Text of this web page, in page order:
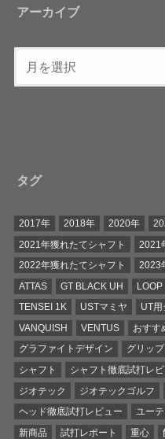
アーカイブ
タグ
2017年 2018年 2020年
2021年獲れたてシャフト
2021
2022年獲れたてシャフト
2023
ATTAS
GT BLACK UH LOOP
TENSEI 1K
USTマミヤ
UT
VANQUISH
VENTUS おすす
グラファイトデザイン
グリップ
シャフト
シャフト徹底試打レ
ジオテック
ジオテックゴルフ
ヘッド徹底試打レビュー
ユー
新商品
試打レポート 重心